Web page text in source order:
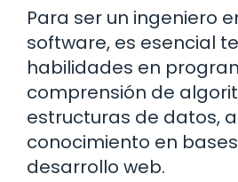
Para ser un ingeniero
software, es esencial
habilidades en
comprensión de
estructuras de datos,
conocimiento en
desarrollo web.